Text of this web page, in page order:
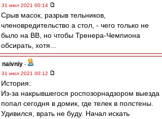
31 июл 2021 00:14
Срыв масок, разрыв тельников,
членовредительство а стол, - чего только не
было на ВВ, но чтобы Тренера-Чемпиона
обсирать, хотя...
naivniy -
31 июл 2021 00:12
История:
Из-за накрывшегося роспозорнадзором выезда
попал сегодня в домик, где телек в полстены.
Удивился, врать не буду. Начал искать